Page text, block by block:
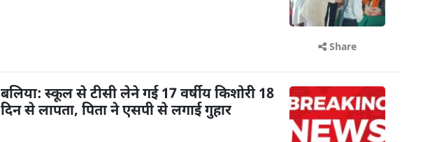
Share
बलिया: स्कूल से टीसी लेने गई 17 वर्षीय किशोरी 18
दिन से लापता, पिता ने एसपी से लगाई गुहार